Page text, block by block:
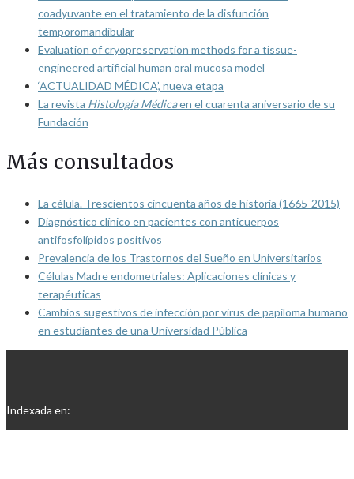
coadyuvante en el tratamiento de la disfunción
temporomandibular
Evaluation of cryopreservation methods for a tissue-
engineered artificial human oral mucosa model
‘ACTUALIDAD MÉDICA’, nueva etapa
La revista Histología Médicaen el cuarenta aniversario de su
Fundación
Más consultados
La célula. Trescientos cincuenta años de historia (1665-2015)
Diagnóstico clínico en pacientes con anticuerpos
antifosfolípidos positivos
Prevalencia de los Trastornos del Sueño en Universitarios
Células Madre endometriales: Aplicaciones clínicas y
terapéuticas
Cambios sugestivos de infección por virus de papiloma humano
en estudiantes de una Universidad Pública
Indexada en: